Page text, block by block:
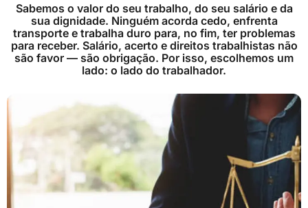
Sabemos o valor do seu trabalho, do seu salário e da
sua dignidade. Ninguém acorda cedo, enfrenta
transporte e trabalha duro para, no fim, ter problemas
para receber. Salário, acerto e direitos trabalhistas não
são favor — são obrigação. Por isso, escolhemos um
lado: o lado do trabalhador.